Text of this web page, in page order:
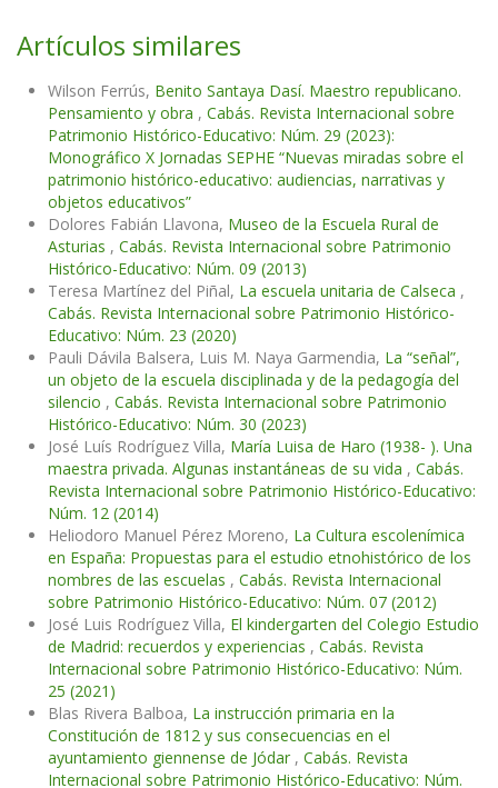
Artículos similares
Wilson Ferrús, Benito Santaya Dasí. Maestro republicano.
Pensamiento y obra , Cabás. Revista Internacional sobre
Patrimonio Histórico-Educativo: Núm. 29 (2023):
Monográfico X Jornadas SEPHE “Nuevas miradas sobre el
patrimonio histórico-educativo: audiencias, narrativas y
objetos educativos”
Dolores Fabián Llavona, Museo de la Escuela Rural de
Asturias , Cabás. Revista Internacional sobre Patrimonio
Histórico-Educativo: Núm. 09 (2013)
Teresa Martínez del Piñal, La escuela unitaria de Calseca ,
Cabás. Revista Internacional sobre Patrimonio Histórico-
Educativo: Núm. 23 (2020)
Pauli Dávila Balsera, Luis M. Naya Garmendia, La “señal”,
un objeto de la escuela disciplinada y de la pedagogía del
silencio , Cabás. Revista Internacional sobre Patrimonio
Histórico-Educativo: Núm. 30 (2023)
José Luís Rodríguez Villa, María Luisa de Haro (1938- ). Una
maestra privada. Algunas instantáneas de su vida , Cabás.
Revista Internacional sobre Patrimonio Histórico-Educativo:
Núm. 12 (2014)
Heliodoro Manuel Pérez Moreno, La Cultura escolenímica
en España: Propuestas para el estudio etnohistórico de los
nombres de las escuelas , Cabás. Revista Internacional
sobre Patrimonio Histórico-Educativo: Núm. 07 (2012)
José Luis Rodríguez Villa, El kindergarten del Colegio Estudio
de Madrid: recuerdos y experiencias , Cabás. Revista
Internacional sobre Patrimonio Histórico-Educativo: Núm.
25 (2021)
Blas Rivera Balboa, La instrucción primaria en la
Constitución de 1812 y sus consecuencias en el
ayuntamiento giennense de Jódar , Cabás. Revista
Internacional sobre Patrimonio Histórico-Educativo: Núm.